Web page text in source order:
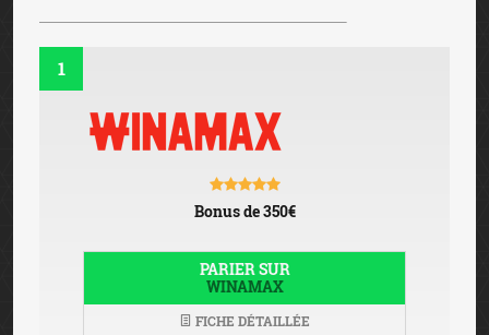
1
Bonus de 350€
PARIER SUR
WINAMAX
FICHE DÉTAILLÉE